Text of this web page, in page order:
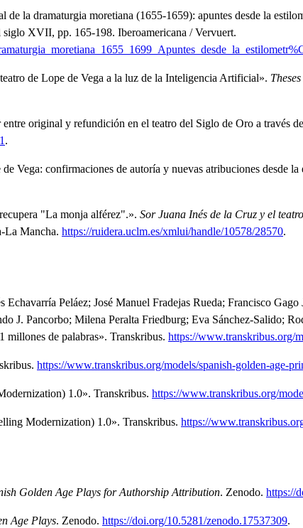
de la dramaturgia moretiana (1655-1659): apuntes desde la
siglo XVII, pp. 165-198. Iberoamericana / Vervuert.
de Lope de Vega a la luz de la Inteligencia Artificial».
original y refundición en el teatro del Siglo de Oro a través
.
Vega: confirmaciones de autoría y nuevas atribuciones desde
"La monja alférez".». Sor Juana Inés de la Cruz y el
La Mancha. https://ruidera.uclm.es/xmlui/handle/10578/28570.
Peláez; José Manuel Fradejas Rueda; Francisco
J. Pancorbo; Milena Peralta Friedburg; Eva Sánchez-Salido;
millones de palabras». Transkribus. https://www.transkribus.org/
https://www.transkribus.org/models/spanish-golden-age-
1.0». Transkribus. https://www.transkribus.org/
Modernization) 1.0». Transkribus. https://
Golden Age Plays for Authorship Attribution. Zenodo. https://
Age Plays. Zenodo. https://doi.org/10.5281/zenodo.17537309.